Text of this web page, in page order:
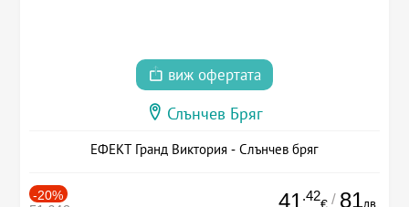
виж офертата
Слънчев Бряг
ЕФЕКТ Гранд Виктория - Слънчев бряг
-20% 41.42 / 81лв.